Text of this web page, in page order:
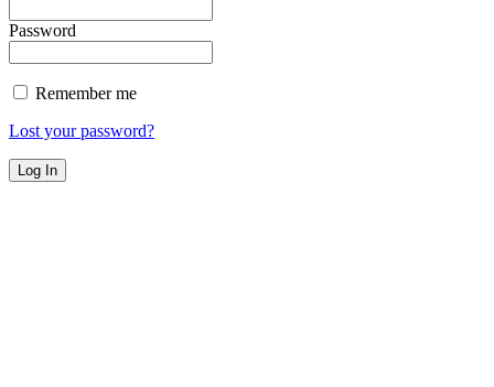
Password
Remember me
Lost your password?